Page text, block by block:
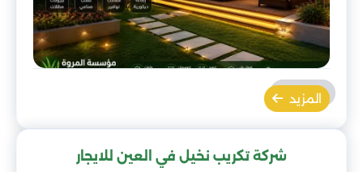
المزيد
شركة تكريب نخيل في العين للايجار